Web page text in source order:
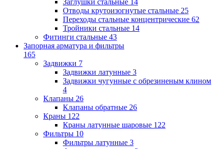
Отводы крутоизогнутые стальные 25
Переходы стальные концентрические 62
Тройники стальные 14
Фитинги стальные 43
Запорная арматура и фильтры
165
Задвижки 7
Задвижки латунные 3
Задвижки чугунные с обрезиненым клином
4
Клапаны 26
Клапаны обратные 26
Краны 122
Краны латунные шаровые 122
Фильтры 10
Фильтры латунные 3